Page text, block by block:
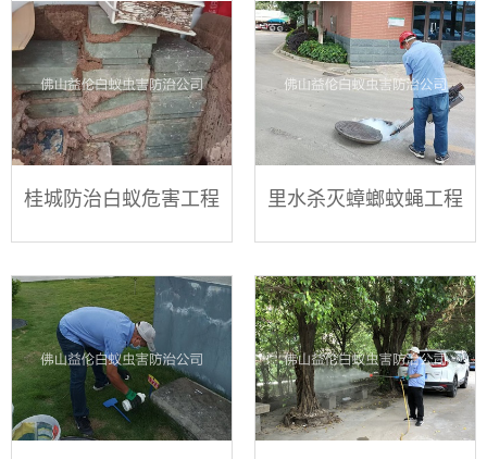
桂城防治白蚁危害工程 里水杀灭蟑螂蚊蝇工程